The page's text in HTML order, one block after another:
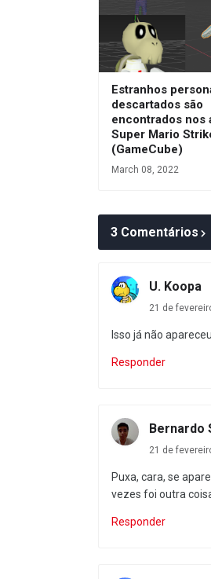
Estranhos
descartados são
encontrados nos
Super Mario
(GameCube)
March 08, 2022
3 Comentários
U. Koopa
21 de
Isso já não
Responder
Bernardo
21 de
Puxa, cara, se
vezes foi outra
Responder